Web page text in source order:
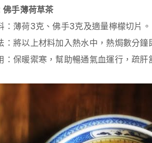
手薄荷草茶
：薄荷3克、佛手3克及適量檸檬切片。
：將以上材料加入熱水中，熱焗數分鐘
：保暖禦寒，幫助暢通氣血運行，疏肝